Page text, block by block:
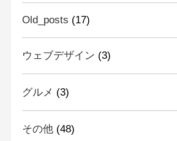
Old_posts (17)
ウェブデザイン (3)
グルメ (3)
その他(48)